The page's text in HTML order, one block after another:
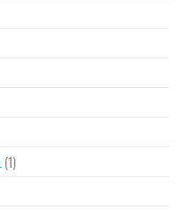
(1)